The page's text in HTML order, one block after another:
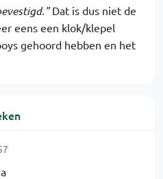
Dat is dus niet de
eens een klok/klepel
gehoord hebben en het